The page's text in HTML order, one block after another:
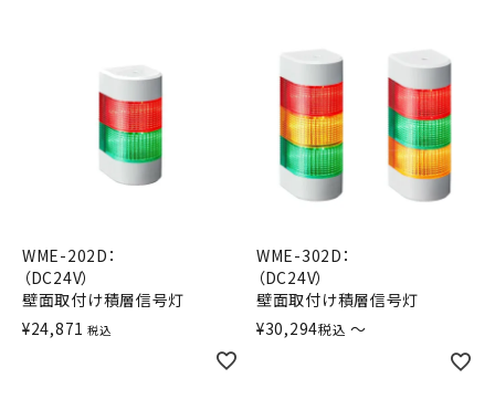
LED照明
センサ機器
オプション
補修パーツ
WME-202D：
（DC24V）
壁面取付け積層信号灯
¥24,871 税込
WME-302D：
（DC24V）
壁面取付け積層信号灯
¥30,294税込 〜